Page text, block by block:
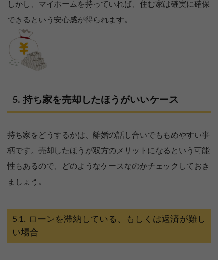
しかし、マイホームを持っていれば、住む家は確実に確保
できるという安心感が得られます。
持ち家を売却したほうがいいケース
持ち家をどうするかは、離婚の話し合いでももめやすい事
柄です。売却したほうが双方のメリットになるという可能
性もあるので、どのようなケースなのかチェックしておき
ましょう。
ローンを滞納している、もしくは返済が難し
い場合